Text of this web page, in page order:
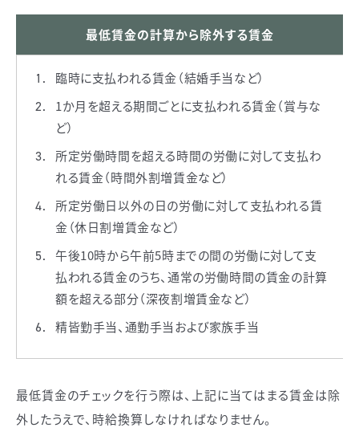
最低賃金の計算から除外する賃金
臨時に支払われる賃金（結婚手当など）
1か月を超える期間ごとに支払われる賃金（賞与な
ど）
所定労働時間を超える時間の労働に対して支払わ
れる賃金（時間外割増賃金など）
所定労働日以外の日の労働に対して支払われる賃
金（休日割増賃金など）
午後10時から午前5時までの間の労働に対して支
払われる賃金のうち、通常の労働時間の賃金の計算
額を超える部分（深夜割増賃金など）
精皆勤手当、通勤手当および家族手当
最低賃金のチェックを行う際は、上記に当てはまる賃金は除
外したうえで、時給換算しなければなりません。